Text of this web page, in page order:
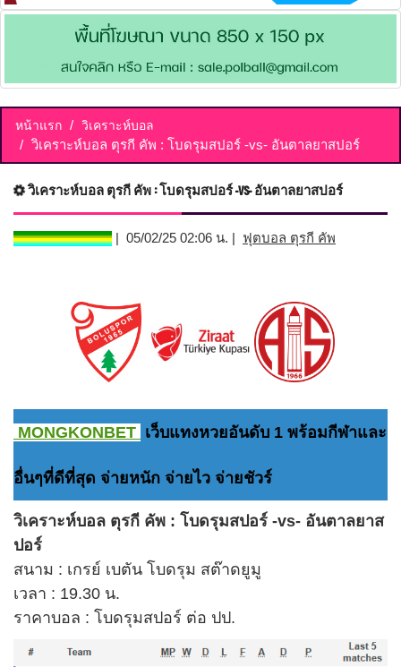
หน้าแรก วิเคราะห์บอล
วิเคราะห์บอล ตุรกี คัพ : โบดรุมสปอร์ -vs- อันตาลยาสปอร์
วิเคราะห์บอล ตุรกี คัพ : โบดรุมสปอร์ -vs- อันตาลยาสปอร์
| 05/02/25 02:06 น. | ฟุตบอล ตุรกี คัพ
MONGKONBET เว็บแทงหวยอันดับ 1 พร้อมกีฬาและ
อื่นๆที่ดีที่สุด จ่ายหนัก จ่ายไว จ่ายชัวร์
วิเคราะห์บอล ตุรกี คัพ : โบดรุมสปอร์ -vs- อันตาลยาส
ปอร์
สนาม : เกรย์ เบตัน โบดรุม สต๊าดยูมู
เวลา : 19.30 น.
ราคาบอล : โบดรุมสปอร์ ต่อ ปป.